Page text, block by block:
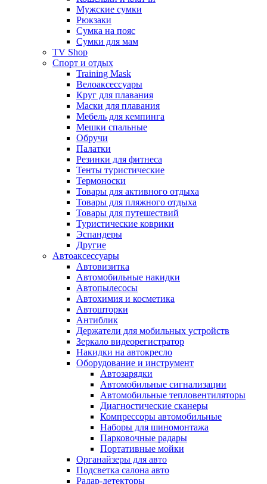
Мужские сумки
Рюкзаки
Сумка на пояс
Сумки для мам
TV Shop
Спорт и отдых
Training Mask
Велоаксессуары
Круг для плавания
Маски для плавания
Мебель для кемпинга
Мешки спальные
Обручи
Палатки
Резинки для фитнеса
Тенты туристические
Термоноски
Товары для активного отдыха
Товары для пляжного отдыха
Товары для путешествий
Туристические коврики
Эспандеры
Другие
Автоаксессуары
Автовизитка
Автомобильные накидки
Автопылесосы
Автохимия и косметика
Автошторки
Антиблик
Держатели для мобильных устройств
Зеркало видеорегистратор
Накидки на автокресло
Оборудование и инструмент
Автозарядки
Автомобильные сигнализации
Автомобильные тепловентиляторы
Диагностические сканеры
Компрессоры автомобильные
Наборы для шиномонтажа
Парковочные радары
Портативные мойки
Органайзеры для авто
Подсветка салона авто
Радар-детекторы